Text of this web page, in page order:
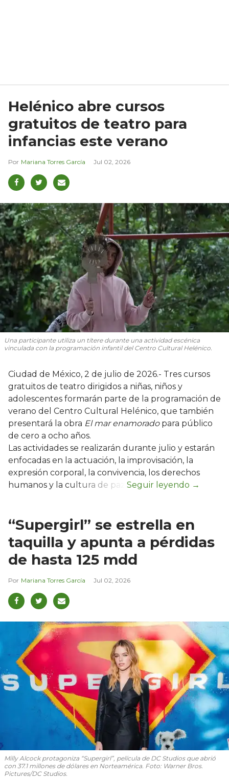
Helénico abre cursos
gratuitos de teatro para
infancias este verano
Mariana Torres García Jul 02, 2026
Una participante utiliza un títere durante una actividad escénica
vinculada con la programación infantil del Centro Cultural Helénico.
Ciudad de México, 2 de julio de 2026.- Tres cursos
gratuitos de teatro dirigidos a niñas, niños y
adolescentes formarán parte de la programación de
verano del Centro Cultural Helénico, que también
presentará la obra El mar enamoradopara público
de cero a ocho años.
Las actividades se realizarán durante julio y estarán
enfocadas en la actuación, la improvisación, la
expresión corporal, la convivencia, los derechos
humanos y la cultura de paz.
“Supergirl” se estrella en
taquilla y apunta a pérdidas
de hasta 125 mdd
Mariana Torres García Jul 02, 2026
Milly Alcock protagoniza “Supergirl”, película de DC Studios que abrió
con 37.1 millones de dólares en Norteamérica. Foto: Warner Bros.
Pictures/DC Studios.